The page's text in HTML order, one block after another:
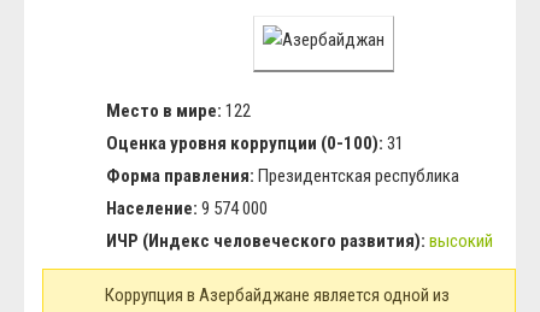
Место в мире: 122
Оценка уровня коррупции (0-100): 31
Форма правления: Президентская республика
Население: 9 574 000
ИЧР (Индекс человеческого развития): высокий
Коррупция в Азербайджане является одной из